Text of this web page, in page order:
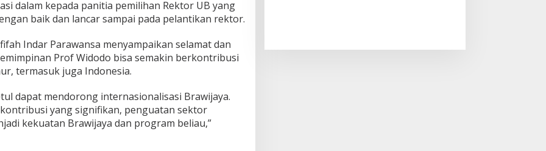
dalam kepada panitia pemilihan Rektor UB yang
baik dan lancar sampai pada pelantikan rektor.
Indar Parawansa menyampaikan selamat dan
Prof Widodo bisa semakin berkontribusi
termasuk juga Indonesia.
dapat mendorong internasionalisasi Brawijaya.
yang signifikan, penguatan sektor
kekuatan Brawijaya dan program beliau,”